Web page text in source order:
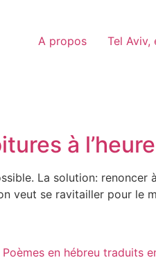
A propos Tel Aviv,
à
La solution:
veut se ravitailler pour le
Poèmes en hébreu traduits